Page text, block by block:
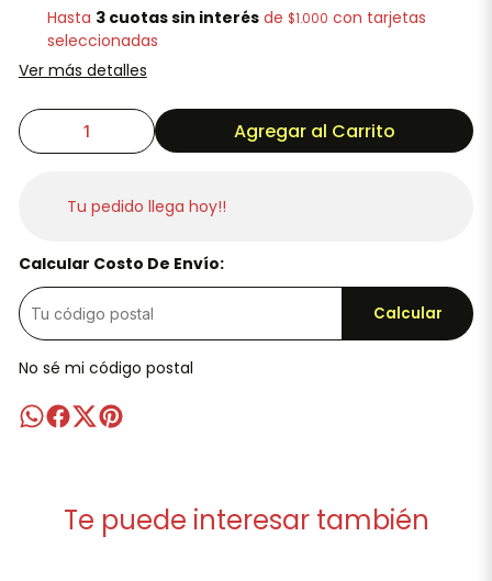
Hasta 3 cuotas sin interésde $1.000 con tarjetas
seleccionadas
Ver más detalles
Agregar al Carrito
Tu pedido llega hoy!!
Calcular Costo De Envío:
Calcular
No sé mi código postal
Te puede interesar también